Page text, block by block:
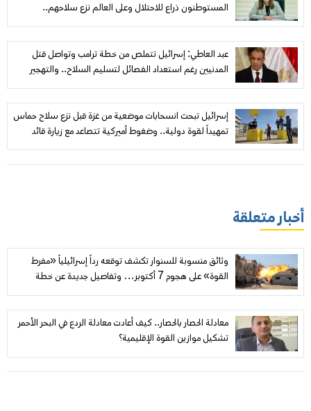
المستوطنون ذراع للاحتلال وعلى العالم نزع سلاحهم..
و«مجلس السلام» عاجز أمام نزيف غزة
عبد العاطي: إسرائيل تتملص من خطة ترامب وتواصل قتل
المدنيين رغم استعداد الفصائل لتسليم السلاح.. والتهجير
إسرائيل تبحث انسحابات موضعية من غزة قبل نزع سلاح حماس
تمهيداً لقوة دولية.. وضغوط أميركية تتصاعد مع زيارة قائد
«سنتكوم»
أخبار متعلقة
وثائق منسوبة للسنوار تكشف توقعه رداً إسرائيلياً «مفرط
القوة» على هجوم 7 أكتوبر… وتفاصيل جديدة عن خطة
«تحرير النقب» ومسار اغتيال محمد الضيف
معادلة الحصار بالحصار.. كيف أعادت معادلة الردع في البحر الأحمر
تشكيل موازين القوة الإقليمية؟